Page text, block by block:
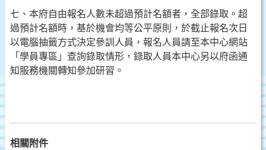
七、本府自由報名人數未超過預計名額者，全部錄取。超
過預計名額時，基於機會均等公平原則，於截止報名次日
以電腦抽籤方式決定參訓人員，報名人員請至本中心網站
「學員專區」查詢錄取情形，錄取人員本中心另以府函通
知服務機關轉知參加研習。
相關附件